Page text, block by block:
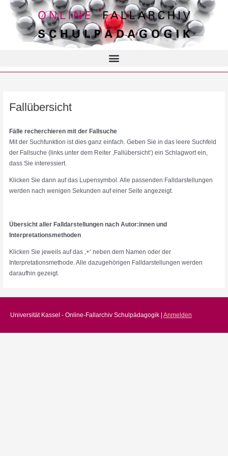
Fallübersicht
Fälle recherchieren mit der Fallsuche
Mit der Suchfunktion ist dies ganz einfach. Geben Sie in das leere Suchfeld
der Fallsuche (links unter dem Reiter ‚Fallübersicht‘) ein Schlagwort ein,
dass Sie interessiert.
Klicken Sie dann auf das Lupensymbol. Alle passenden Falldarstellungen
werden nach wenigen Sekunden auf einer Seite angezeigt.
Übersicht aller Falldarstellungen nach Autor:innen und
Interpretationsmethoden
Klicken Sie jeweils auf das ‚+‘ neben dem Namen oder der
Interpretationsmethode. Alle dazugehörigen Falldarstellungen werden
daraufhin gezeigt.
Universität Kassel - Online-Fallarchiv Schulpädagogik | Anmelden